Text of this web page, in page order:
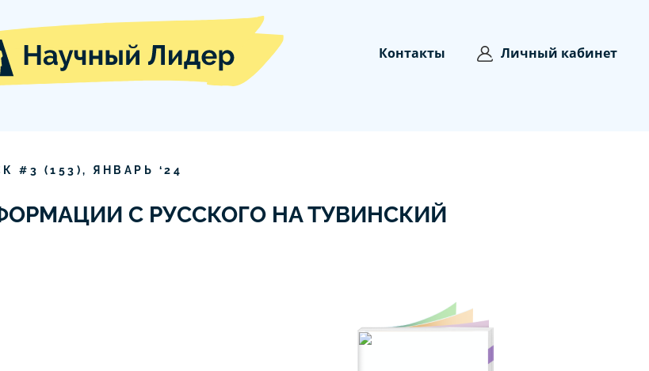
Контакты Личный кабинет
# 3 (153 ), ЯНВАРЬ ‘24
С РУССКОГО НА ТУВИНСКИЙ